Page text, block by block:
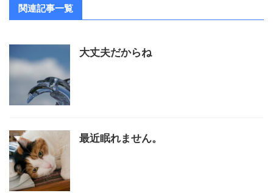
関連記事一覧
大丈夫だからね
最近眠れません。